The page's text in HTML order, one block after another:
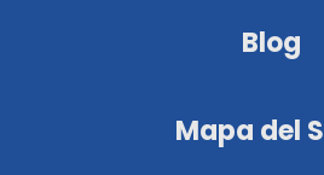
Blog
Mapa del